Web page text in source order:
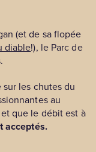
(et de sa flopée
diable!), le Parc de
les chutes du
au
que le débit est à
acceptés.